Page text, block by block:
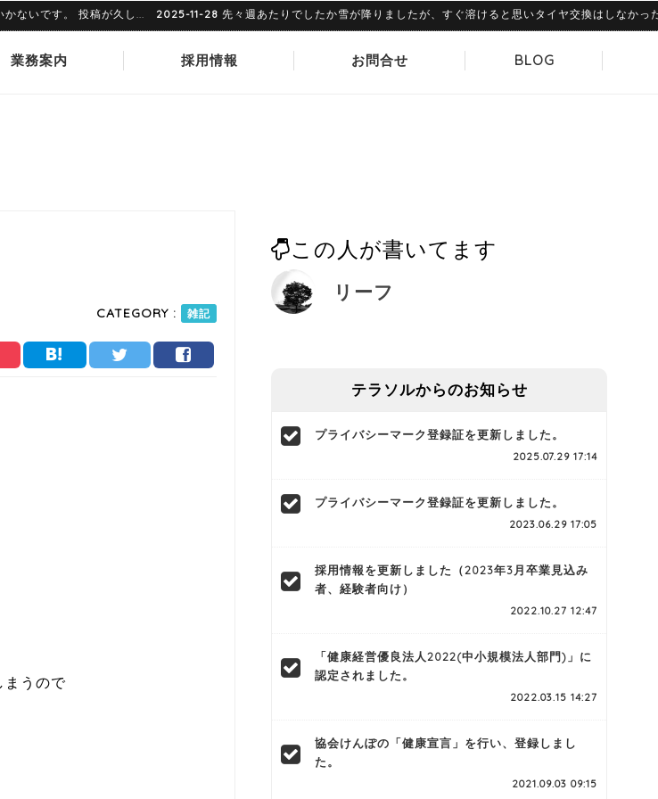
です。 投稿が久し... 2025-11-28 先々週あたりでしたか雪が降りましたが、すぐ溶けると思いタイヤ交換はしなかったの
業務案内 採用情報 お問合せ BLOG
CATEGORY : 雑記
まうので
この人が書いてます
リーフ
テラソルからのお知らせ
プライバシーマーク登録証を更新しました。
2025.07.29 17:14
プライバシーマーク登録証を更新しました。
2023.06.29 17:05
採用情報を更新しました（2023年3月卒業見込み
者、経験者向け）
2022.10.27 12:47
「健康経営優良法人2022(中小規模法人部門)」に
認定されました。
2022.03.15 14:27
協会けんぽの「健康宣言」を行い、登録しまし
た。
2021.09.03 09:15